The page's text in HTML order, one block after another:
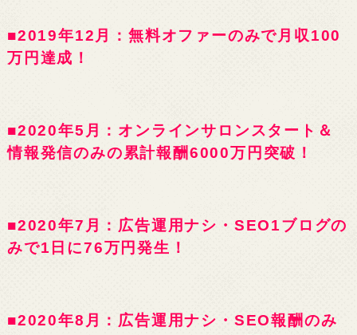
■2019年12月：無料オファーのみで月収100
万円達成！
■2020年5月：オンラインサロンスタート＆
情報発信のみの累計報酬6000万円突破！
■2020年7月：広告運用ナシ・SEO1ブログの
みで1日に76万円発生！
■2020年8月：広告運用ナシ・SEO報酬のみ